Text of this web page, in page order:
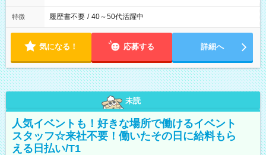
特徴 履歴書不要 / 40～50代活躍中
気になる！ 応募する 詳細へ
未読
人気イベントも！好きな場所で働けるイベント
スタッフ☆来社不要！働いたその日に給料もら
える日払い/T1